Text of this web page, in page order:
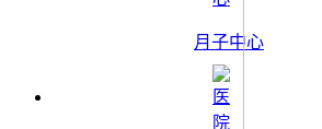
月子中心